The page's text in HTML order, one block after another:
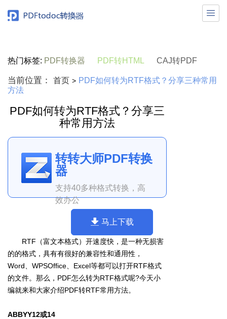

热门标签: PDF转换器 PDF转HTML CAJ转PDF
当前位置： 首页 > PDF如何转为RTF格式？分享三种常用
方法
PDF如何转为RTF格式？分享三
种常用方法
转转大师PDF转换
器
支持40多种格式转换，高
效办公
马上下载
RTF（富文本格式）开速度快，是一种无损害
的的格式，具有有很好的兼容性和通用性，
Word、WPSOffice、Excel等都可以打开RTF格式
的文件。那么， PDF怎么转为RTF格式呢?今天小
编就来和大家介绍PDF转RTF常用方法。
ABBYY12或14